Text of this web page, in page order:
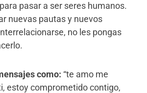
pasar a ser seres humanos.
nuevas pautas y nuevos
no les pongas
como: “te amo me
estoy comprometido contigo,